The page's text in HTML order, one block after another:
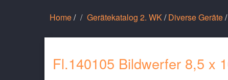
Home/ Gerätekatalog 2. WK /Diverse Geräte/
Fl.140105 Bildwerfer 8,5 x